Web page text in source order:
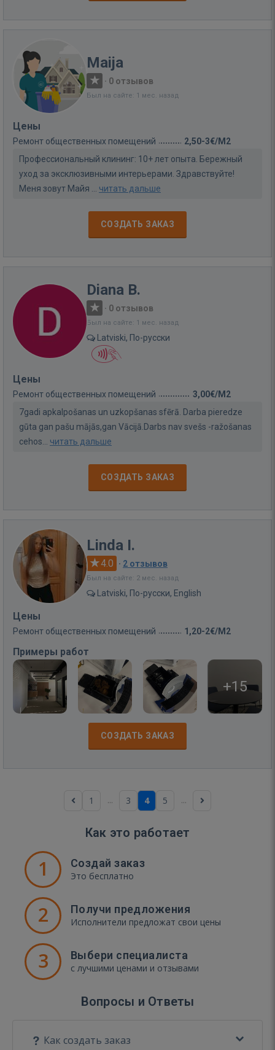
Maija
· 0 отзывов
Был на сайте: 1 мес. назад
Цены
Ремонт общественных помещений
2,50-3€/M2
Профессиональный клининг: 10+ лет опыта. Бережный
уход за эксклюзивными интерьерами. Здравствуйте!
Меня зовут Майя ... читать дальше
СОЗДАТЬ ЗАКАЗ
Diana B.
· 0 отзывов
Был на сайте: 1 мес. назад
Latviski, По-русски
Цены
Ремонт общественных помещений
3,00€/M2
7gadi apkalpošanas un uzkopšanas sfērā. Darba pieredze
gūta gan pašu mājās,gan Vācijā.Darbs nav svešs -ražošanas
cehos... читать дальше
СОЗДАТЬ ЗАКАЗ
Linda I.
4.0 · 2 отзывов
Был на сайте: 2 мес. назад
Latviski, По-русски, English
Цены
Ремонт общественных помещений 1,20-2€/M2
Примеры работ
+15
СОЗДАТЬ ЗАКАЗ
1 ... 3 4 5 ...
Как это работает
1 Создай заказ
Это бесплатно
2 Получи предложения
Исполнители предложат свои цены
3 Выбери специалиста
с лучшими ценами и отзывами
Вопросы и Ответы
Как создать заказ